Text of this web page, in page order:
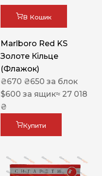
В Кошик
Marlboro Red KS
Золоте Кільце
(Флажок)
₴670 ₴650 за блок
$600 за ящик≈ 27 018
₴
Купити